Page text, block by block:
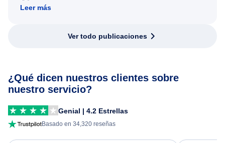
Leer más
Ver todo publicaciones
¿Qué dicen nuestros clientes sobre
nuestro servicio?
Genial | 4.2 Estrellas
Basado en 34,320 reseñas